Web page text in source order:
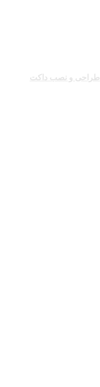
طراحی و نصب داکت